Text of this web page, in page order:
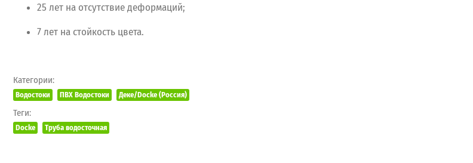
25 лет на отсутствиедеформаций;
7лет на стойкость цвета.
Категории:
Водостоки ПВХ Водостоки Деке/Docke (Россия)
Теги:
Docke Труба водосточная